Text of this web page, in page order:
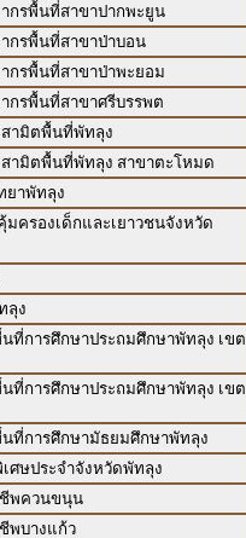
กรพื้นที่สาขาปากพะยูน
กรพื้นที่สาขาป่าบอน
กรพื้นที่สาขาป่าพะยอม
กรพื้นที่สาขาศรีบรรพต
สามิตพื้นที่พัทลุง
สามิตพื้นที่พัทลุง สาขาตะโหมด
ยาพัทลุง
ครองเด็กและเยาวชนจังหวัด
ลุง
ที่การศึกษาประถมศึกษาพัทลุง เขต
ที่การศึกษาประถมศึกษาพัทลุง เขต
นที่การศึกษามัธยมศึกษาพัทลุง
ศษประจำจังหวัดพัทลุง
ชีพควนขนุน
พบางแก้ว